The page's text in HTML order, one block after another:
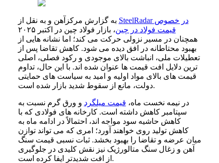
SteelRadar در خصوص
قیمت فولاد در چین
، بازار فولاد چین در اکتبر ۲۰۲۵
همچنان در مسیر نزولی حرکت می کند؛ اما نشانه هایی از
بهبود محتاطانه در افق دیده می شود. کاهش تقاضا پس از
تعطیلات ملی، انباشت بالای موجودی و رکود فصلی، اصلی
ترین دلایل افت قیمت ها عنوان شده اند. با این حال، تداوم
قیمت های بالای مواد اولیه و امید به سیاست های حمایتی
دولت، مانع از سقوط شدید بازار شده است.
در نیمه نخست ماه، قیمت میلگرد و ورق گرم نسبت به
سپتامبر کاهش داشته است. کارخانه های فولادی که با
کاهش حاشیه سود مواجه اند، احتمالاً در ادامه ماه به
کاهش تولید روی خواهند آورد؛ امری که می تواند توازن
میان عرضه و تقاضا را بهبود بخشد. ثبات نسبی قیمت سنگ
آهن و زغال سنگ متالورژیک نیز نقش کلیدی در جلوگیری
از افت شدیدتر ایفا کرده است.